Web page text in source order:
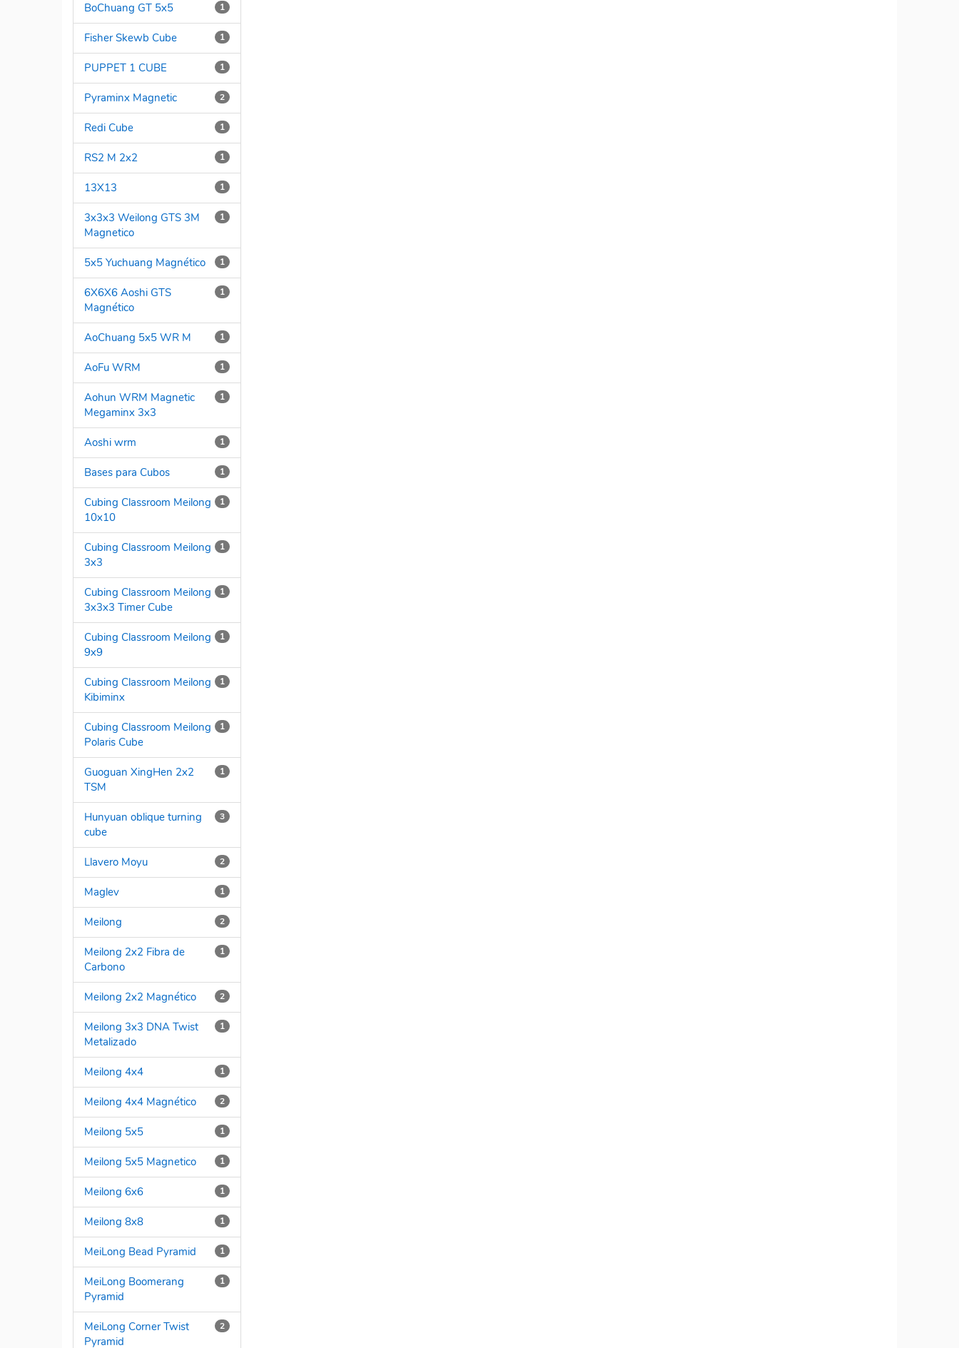
1
BoChuang GT 5x5
1
Fisher Skewb Cube
1
PUPPET 1 CUBE
2
Pyraminx Magnetic
1
Redi Cube
1
RS2 M 2x2
1
13X13
1
3x3x3 Weilong GTS 3M
Magnetico
1
5x5 Yuchuang Magnético
1
6X6X6 Aoshi GTS
Magnético
1
AoChuang 5x5 WR M
1
AoFu WRM
1
Aohun WRM Magnetic
Megaminx 3x3
1
Aoshi wrm
1
Bases para Cubos
1
Cubing Classroom Meilong
10x10
1
Cubing Classroom Meilong
3x3
1
Cubing Classroom Meilong
3x3x3 Timer Cube
1
Cubing Classroom Meilong
9x9
1
Cubing Classroom Meilong
Kibiminx
1
Cubing Classroom Meilong
Polaris Cube
1
Guoguan XingHen 2x2
TSM
3
Hunyuan oblique turning
cube
2
Llavero Moyu
1
Maglev
2
Meilong
1
Meilong 2x2 Fibra de
Carbono
2
Meilong 2x2 Magnético
1
Meilong 3x3 DNA Twist
Metalizado
1
Meilong 4x4
2
Meilong 4x4 Magnético
1
Meilong 5x5
1
Meilong 5x5 Magnetico
1
Meilong 6x6
1
Meilong 8x8
1
MeiLong Bead Pyramid
1
MeiLong Boomerang
Pyramid
2
MeiLong Corner Twist
Pyramid